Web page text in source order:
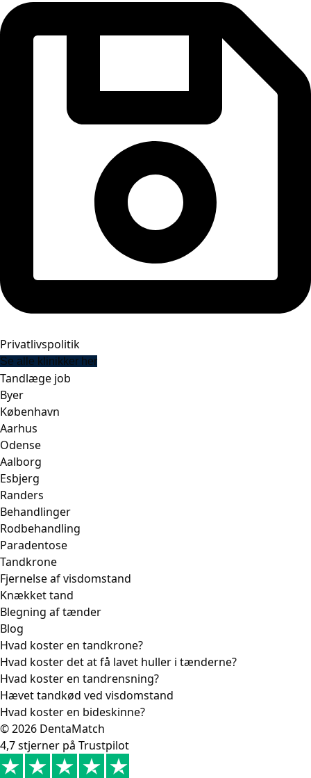
Privatlivspolitik
Se alle klinikker her
Tandlæge job
Byer
København
Aarhus
Odense
Aalborg
Esbjerg
Randers
Behandlinger
Rodbehandling
Paradentose
Tandkrone
Fjernelse af visdomstand
Knækket tand
Blegning af tænder
Blog
Hvad koster en tandkrone?
Hvad koster det at få lavet huller i tænderne?
Hvad koster en tandrensning?
Hævet tandkød ved visdomstand
Hvad koster en bideskinne?
© 2026 DentaMatch
4,7 stjerner på Trustpilot